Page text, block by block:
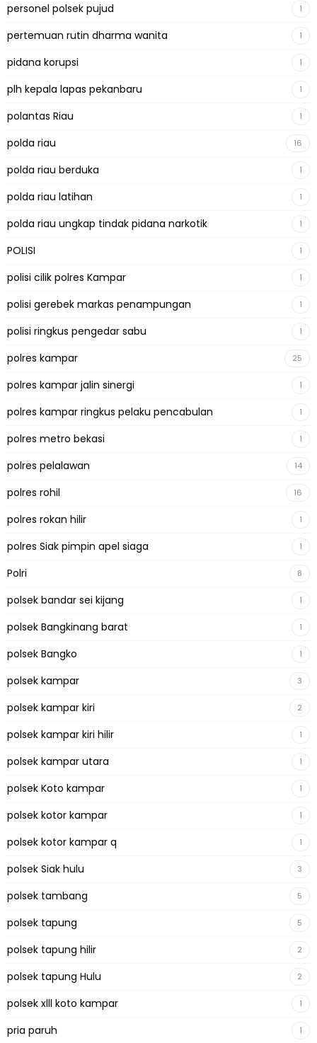
personel polsek pujud 1
pertemuan rutin dharma wanita 1
pidana korupsi 1
plh kepala lapas pekanbaru 1
polantas Riau 1
polda riau 16
polda riau berduka 1
polda riau latihan 1
polda riau ungkap tindak pidana narkotik 1
POLISI 1
polisi cilik polres Kampar 1
polisi gerebek markas penampungan 1
polisi ringkus pengedar sabu 1
polres kampar 25
polres kampar jalin sinergi 1
polres kampar ringkus pelaku pencabulan 1
polres metro bekasi 1
polres pelalawan 14
polres rohil 16
polres rokan hilir 1
polres Siak pimpin apel siaga 1
Polri 8
polsek bandar sei kijang 1
polsek Bangkinang barat 1
polsek Bangko 1
polsek kampar 3
polsek kampar kiri 2
polsek kampar kiri hilir 1
polsek kampar utara 1
polsek Koto kampar 1
polsek kotor kampar 1
polsek kotor kampar q 1
polsek Siak hulu 3
polsek tambang 5
polsek tapung 5
polsek tapung hilir 2
polsek tapung Hulu 2
polsek xlll koto kampar 1
pria paruh 1